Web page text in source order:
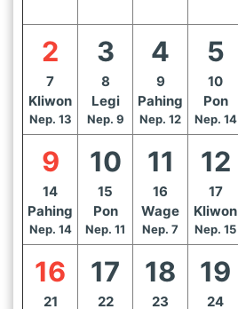
2
7
Kliwon
Nep. 13
3
8
Legi
Nep. 9
4
9
Pahing
Nep. 12
5
10
Pon
Nep. 14
9
14
Pahing
Nep. 14
10
15
Pon
Nep. 11
11
16
Wage
Nep. 7
12
17
Kliwon
Nep. 15
16
21
17
22
18
23
19
24